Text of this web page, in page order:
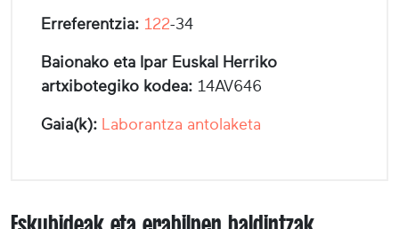
Erreferentzia: 122-34
Baionako eta Ipar Euskal Herriko
artxibotegiko kodea: 14AV646
Gaia(k): Laborantza antolaketa